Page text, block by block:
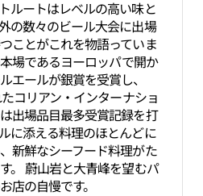
ルートはレベルの高い味と
の数々のビール大会に出場
ことがこれを物語っていま
場であるヨーロッパで開か
エールが銀賞を受賞し、
コリアン・インターナショ
出場品目最多受賞記録を打
に添える料理のほとんどに
新鮮なシーフード料理がた
。 蔚山岩と大青峰を望むパ
店の自慢です。